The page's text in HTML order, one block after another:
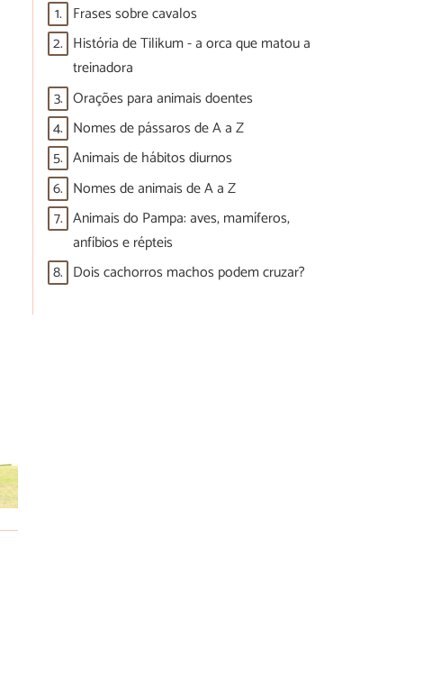
1. Frases sobre cavalos
2. História de Tilikum - a orca que matou a
treinadora
3. Orações para animais doentes
4. Nomes de pássaros de A a Z
5. Animais de hábitos diurnos
6. Nomes de animais de A a Z
7. Animais do Pampa: aves, mamíferos,
anfíbios e répteis
8. Dois cachorros machos podem cruzar?